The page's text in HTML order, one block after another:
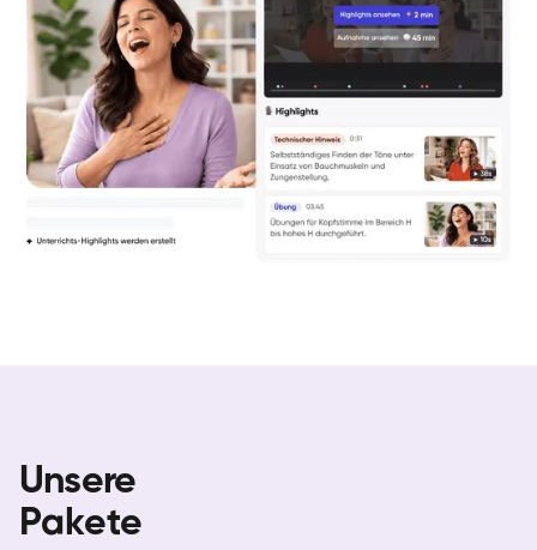
Unsere
Pakete